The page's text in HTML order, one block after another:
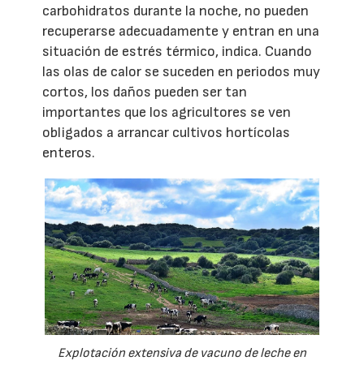
carbohidratos durante la noche, no pueden
recuperarse adecuadamente y entran en una
situación de estrés térmico, indica. Cuando
las olas de calor se suceden en periodos muy
cortos, los daños pueden ser tan
importantes que los agricultores se ven
obligados a arrancar cultivos hortícolas
enteros.
Explotación extensiva de vacuno de leche en